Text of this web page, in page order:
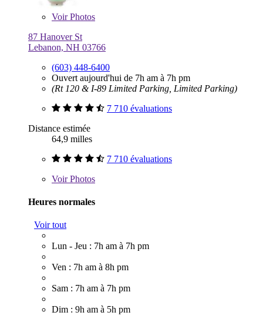
VoirPhotos
87 Hanover St
Lebanon, NH 03766
(603) 448-6400
Ouvert aujourd'hui de 7h am à 7h pm
(Rt 120 & I-89 Limited Parking, Limited Parking)
7 710 évaluations
Distance estimée
64,9 milles
7 710 évaluations
VoirPhotos
Heures normales
Voir tout
Lun - Jeu : 7h am à 7h pm
Ven : 7h am à 8h pm
Sam : 7h am à 7h pm
Dim : 9h am à 5h pm